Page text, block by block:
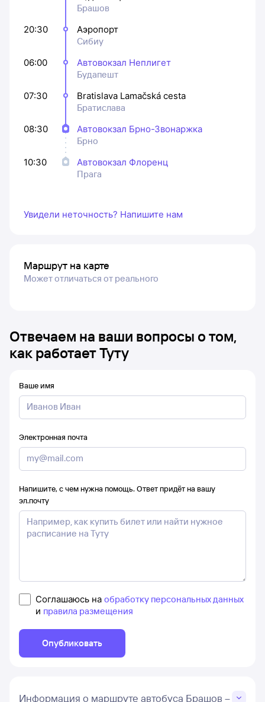
Брашов
20:30
Аэропорт
Сибиу
06:00
Автовокзал Неплигет
Будапешт
07:30
Bratislava Lamačská cesta
Братислава
08:30
Автовокзал Брно-Звонаржка
Брно
10:30
Автовокзал Флоренц
Прага
Увидели неточность? Напишите нам
Маршрут на карте
Может отличаться от реального
Отвечаем на ваши вопросы о том,
как работает Туту
Ваше имя
Электронная почта
Напишите, с чем нужна помощь. Ответ придёт на вашу
эл.почту
Соглашаюсь на обработку персональных данных
и правила размещения
Опубликовать
Информация о маршруте автобуса Брашов –